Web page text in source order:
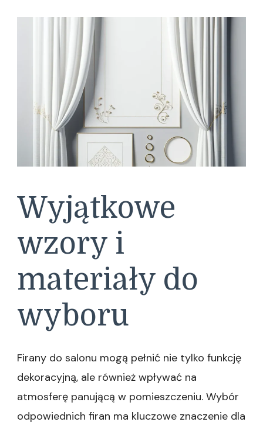
Wyjątkowe
wzory i
materiały do
wyboru
Firany do salonu mogą pełnić nie tylko funkcję
dekoracyjną, ale również wpływać na
atmosferę panującą w pomieszczeniu. Wybór
odpowiednich firan ma kluczowe znaczenie dla